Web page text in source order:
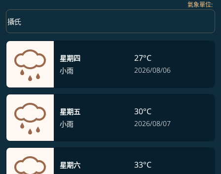
氣象單位:
Weather unit option 攝氏 Selected
攝氏
keyboard_arrow_down
星期四
小雨
27°C
2026/08/06
星期五
小雨
30°C
2026/08/07
星期六
33°C